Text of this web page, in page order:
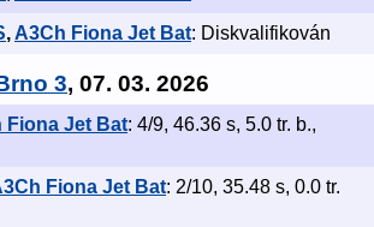
,A3Ch Fiona Jet Bat: Diskvalifikován
3, 07. 03. 2026
Fiona Jet Bat: 4/9, 46.36 s, 5.0 tr. b.,
Fiona Jet Bat: 2/10, 35.48 s, 0.0 tr.